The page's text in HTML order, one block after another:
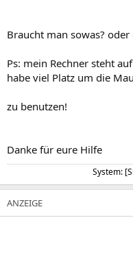
Braucht man sowas?
Ps: mein Rechner steht
habe viel Platz um die
zu benutzen!
Danke für eure Hilfe
System: